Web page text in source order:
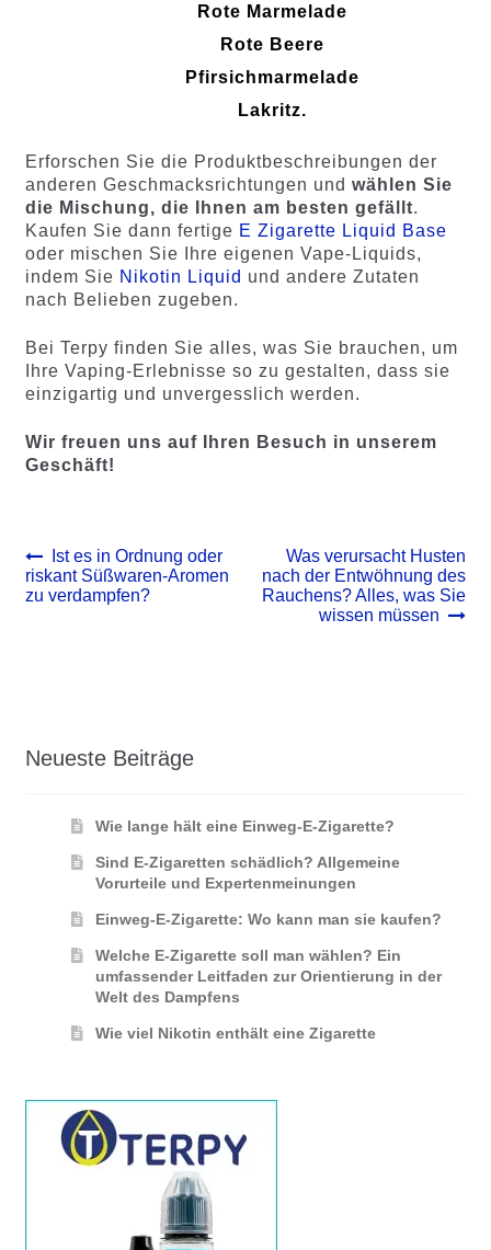
Rote Marmelade
Rote Beere
Pfirsichmarmelade
Lakritz.
Erforschen Sie die Produktbeschreibungen der
anderen Geschmacksrichtungen und wählen Sie
die Mischung, die Ihnen am besten gefällt.
Kaufen Sie dann fertige E Zigarette Liquid Base
oder mischen Sie Ihre eigenen Vape-Liquids,
indem Sie Nikotin Liquid und andere Zutaten
nach Belieben zugeben.
Bei Terpy finden Sie alles, was Sie brauchen, um
Ihre Vaping-Erlebnisse so zu gestalten, dass sie
einzigartig und unvergesslich werden.
Wir freuen uns auf Ihren Besuch in unserem
Geschäft!
Beitrags-
Navigation
Vorheriger
Beitrag:
Ist es in Ordnung oder
riskant Süßwaren-Aromen
zu verdampfen?
Nächster
Beitrag:
Was verursacht Husten
nach der Entwöhnung des
Rauchens? Alles, was Sie
wissen müssen
Neueste Beiträge
Wie lange hält eine Einweg-E-Zigarette?
Sind E-Zigaretten schädlich? Allgemeine
Vorurteile und Expertenmeinungen
Einweg-E-Zigarette: Wo kann man sie kaufen?
Welche E-Zigarette soll man wählen? Ein
umfassender Leitfaden zur Orientierung in der
Welt des Dampfens
Wie viel Nikotin enthält eine Zigarette